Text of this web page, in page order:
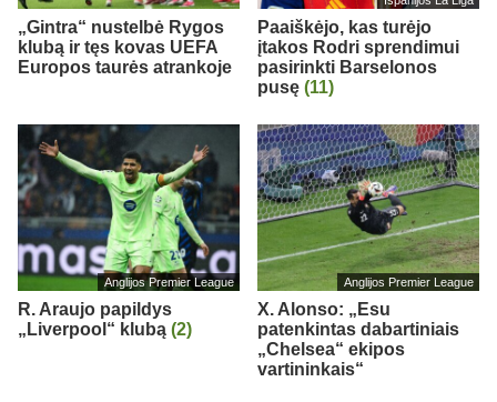
„Gintra“ nustelbė Rygos
klubą ir tęs kovas UEFA
Europos taurės atrankoje
Paaiškėjo, kas turėjo
įtakos Rodri sprendimui
pasirinkti Barselonos
pusę (11)
Anglijos Premier League
R. Araujo papildys
„Liverpool“ klubą (2)
Anglijos Premier League
X. Alonso: „Esu
patenkintas dabartiniais
„Chelsea“ ekipos
vartininkais“